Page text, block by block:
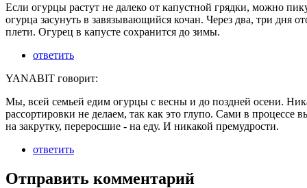
Если огурцы растут не далеко от капустной грядки, можно
огурца засунуть в завязывающийся кочан. Через два, три дня
плети. Огурец в капусте сохранится до зимы.
ответить
YANABIT говорит:
Мы, всей семьей едим огурцы с весны и до поздней осени.
рассортировки не делаем, так как это глупо. Сами в процессе
на закрутку, переросшие - на еду. И никакой премудрости.
ответить
Отправить комментарий